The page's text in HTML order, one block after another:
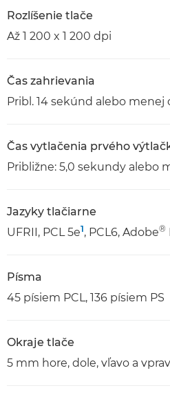
Rozlíšenie tlače
Až 1 200 x 1 200 dpi
Čas zahrievania
Pribl. 14 sekúnd alebo menej
Čas vytlačenia prvého
Približne: 5,0 sekundy alebo
Jazyky tlačiarne
UFRII, PCL 5e1, PCL6, Adobe®
Písma
45 písiem PCL, 136 písiem PS
Okraje tlače
5 mm hore, dole, vľavo a